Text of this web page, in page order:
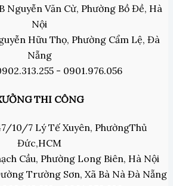
Nguyễn Văn Cừ, Phường Bồ Đề, Hà
Nội
Hữu Thọ, Phường Cẩm Lệ, Đà
Nẵng
- 0901.976.056
THI CÔNG
10/7 Lý Tế Xuyên, PhườngThủ
Đức,HCM
Cầu, Phường Long Biên, Hà Nội
Trường Sơn, Xã Bà Nà Đà Nẵng